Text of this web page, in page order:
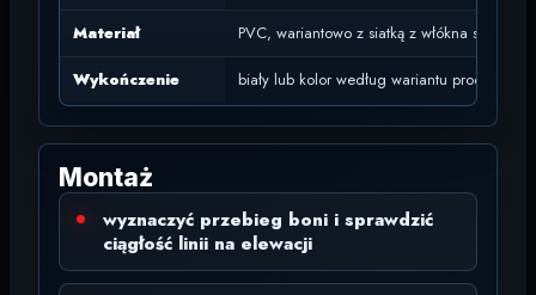
Materiał PVC, wariantowo z siatką z włókna
Wykończenie biały lub kolor według wariantu producenta
Montaż
wyznaczyć przebieg boni i sprawdzić
ciągłość linii na elewacji